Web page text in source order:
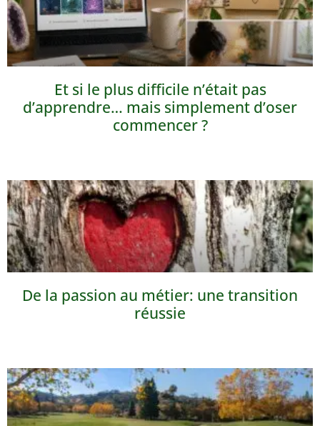
Et si le plus difficile n’était pas
d’apprendre… mais simplement d’oser
commencer ?
De la passion au métier: une transition
réussie